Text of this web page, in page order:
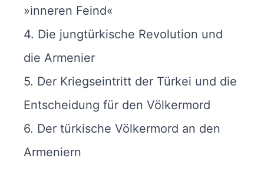
»inneren Feind«
4. Die jungtürkische Revolution und
die Armenier
5. Der Kriegseintritt der Türkei und die
Entscheidung für den Völkermord
6. Der türkische Völkermord an den
Armeniern